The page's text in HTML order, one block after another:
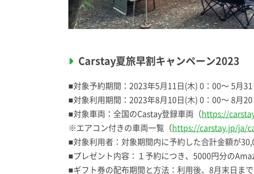
Carstay夏旅早割キャンペーン2023
■対象予約期間：2023年5月11日(木) 0：00〜 5月
■対象利用期間：2023年8月10日(木) 0：00〜 8月
■対象車両：全国のCastay登録車両（https://
※エアコン付きの車両一覧（https://carstay.jp/ja/
■対象利用者：対象期間内に予約した合計金額が
■プレゼント内容：１予約につき、5000円分の
■ギフト券の配布期間と方法：利用後、8月末日ま